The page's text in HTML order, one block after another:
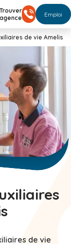
Trouver
Emploi
de vie Amelis
de vie